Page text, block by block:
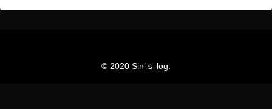
© 2020 Sin’ｓ log.